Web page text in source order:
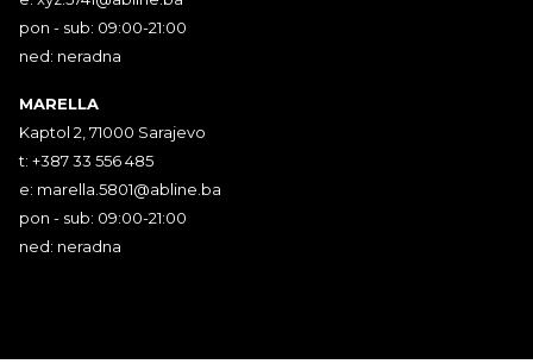
pon - sub: 09:00-21:00
ned: neradna
MARELLA
Kaptol 2, 71000 Sarajevo
t: +387 33 556 485
e: marella.5801@abline.ba
pon - sub: 09:00-21:00
ned: neradna